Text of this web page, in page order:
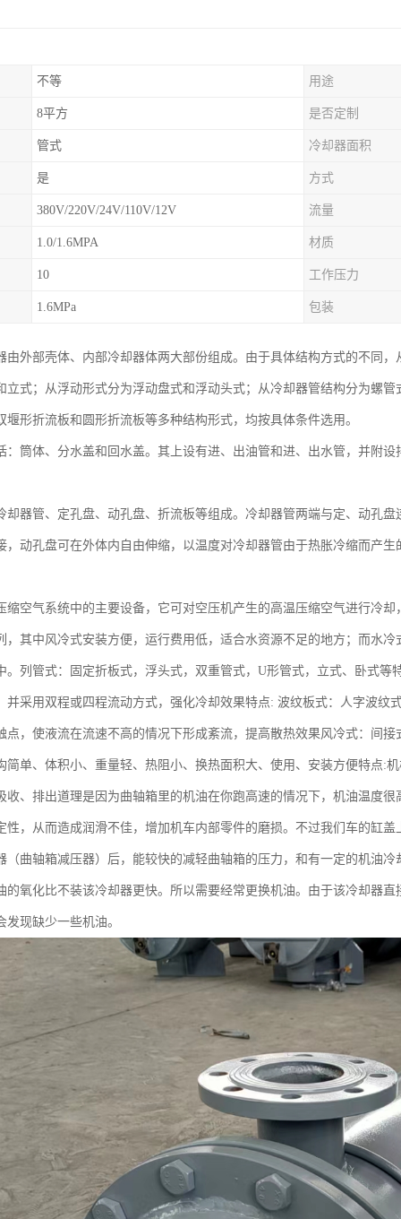
不等 用途
8平方 是否定制
管式 冷却器面积
是 方式
380V/220V/24V/110V/12V 流量
1.0/1.6MPA 材质
10 工作压力
1.6MPa 包装
由外部壳体、内部冷却器体两大部份组成。由于具体结构方式的不同
立式；从浮动形式分为浮动盘式和浮动头式；从冷却器管结构分为螺
堰形折流板和圆形折流板等多种结构形式，均按具体条件选用。
：筒体、分水盖和回水盖。其上设有进、出油管和进、出水管，并附
却器管、定孔盘、动孔盘、折流板等组成。冷却器管两端与定、动孔
，动孔盘可在外体内自由伸缩，以温度对冷却器管由于热胀冷缩而产
缩空气系统中的主要设备，它可对空压机产生的高温压缩空气进行冷
，其中风冷式安装方便，运行费用低，适合水资源不足的地方；而水
。列管式：固定折板式，浮头式，双重管式，U形管式，立式、卧式等
并采用双程或四程流动方式，强化冷却效果特点: 波纹板式：人字波纹
点，使液流在流速不高的情况下形成紊流，提高散热效果风冷式：间
简单、体积小、重量轻、热阻小、换热面积大、使用、安装方便特点:
收、排出道理是因为曲轴箱里的机油在你跑高速的情况下，机油温度
性，从而造成润滑不佳，增加机车内部零件的磨损。不过我们车的缸
（曲轴箱减压器）后，能较快的减轻曲轴箱的压力，和有一定的机油
的氧化比不装该冷却器更快。所以需要经常更换机油。由于该冷却器
发现缺少一些机油。